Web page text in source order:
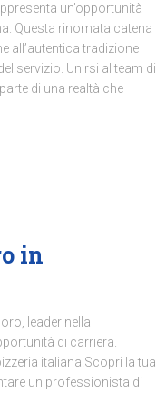
un’opportunità
Questa rinomata catena
all’autentica tradizione
servizio. Unirsi al team di
di una realtà che
in
leader nella
di carriera.
italiana!Scopri la tua
un professionista di